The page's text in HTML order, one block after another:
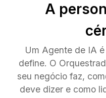
A
Um Agente de IA
define. O
seu negócio faz,
deve dizer e como